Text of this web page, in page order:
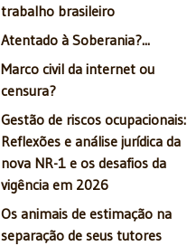
trabalho brasileiro
Atentado à Soberania?...
Marco civil da internet ou
censura?
Gestão de riscos ocupacionais:
Reflexões e análise jurídica da
nova NR-1 e os desafios da
vigência em 2026
Os animais de estimação na
separação de seus tutores